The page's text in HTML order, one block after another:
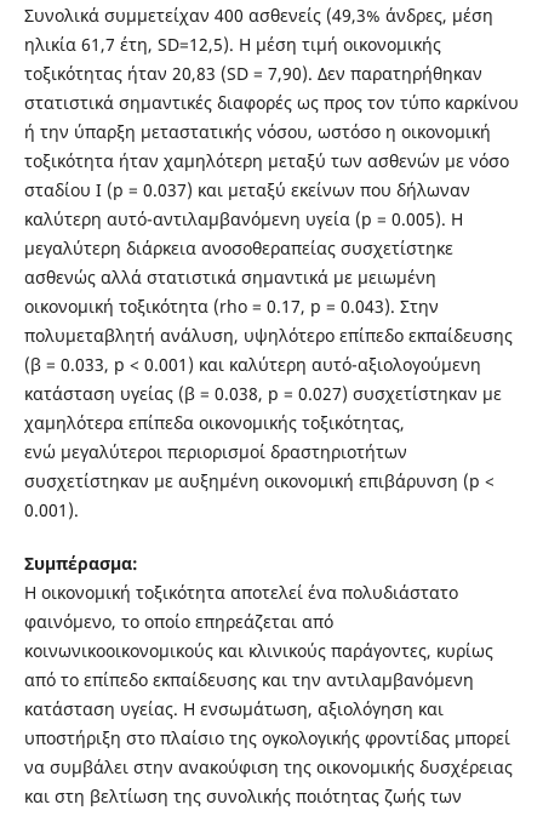
Συνολικά συμμετείχαν 400 ασθενείς (49,3% άνδρες, μέση
ηλικία 61,7 έτη, SD=12,5). Η μέση τιμή οικονομικής
τοξικότητας ήταν 20,83 (SD = 7,90). Δεν παρατηρήθηκαν
στατιστικά σημαντικές διαφορές ως προς τον τύπο καρκίνου
ή την ύπαρξη μεταστατικής νόσου, ωστόσο η οικονομική
τοξικότητα ήταν χαμηλότερη μεταξύ των ασθενών με νόσο
σταδίου Ι (p = 0.037) και μεταξύ εκείνων που δήλωναν
καλύτερη αυτό-αντιλαμβανόμενη υγεία (p = 0.005). Η
μεγαλύτερη διάρκεια ανοσοθεραπείας συσχετίστηκε
ασθενώς αλλά στατιστικά σημαντικά με μειωμένη
οικονομική τοξικότητα (rho = 0.17, p = 0.043). Στην
πολυμεταβλητή ανάλυση, υψηλότερο επίπεδο εκπαίδευσης
(β = 0.033, p < 0.001) και καλύτερη αυτό-αξιολογούμενη
κατάσταση υγείας (β = 0.038, p = 0.027) συσχετίστηκαν με
χαμηλότερα επίπεδα οικονομικής τοξικότητας,
ενώ μεγαλύτεροι περιορισμοί δραστηριοτήτων
συσχετίστηκαν με αυξημένη οικονομική επιβάρυνση (p <
0.001).
Συμπέρασμα:
Η οικονομική τοξικότητα αποτελεί ένα πολυδιάστατο
φαινόμενο, το οποίο επηρεάζεται από
κοινωνικοοικονομικούς και κλινικούς παράγοντες, κυρίως
από το επίπεδο εκπαίδευσης και την αντιλαμβανόμενη
κατάσταση υγείας. Η ενσωμάτωση, αξιολόγηση και
υποστήριξη στο πλαίσιο της ογκολογικής φροντίδας μπορεί
να συμβάλει στην ανακούφιση της οικονομικής δυσχέρειας
και στη βελτίωση της συνολικής ποιότητας ζωής των